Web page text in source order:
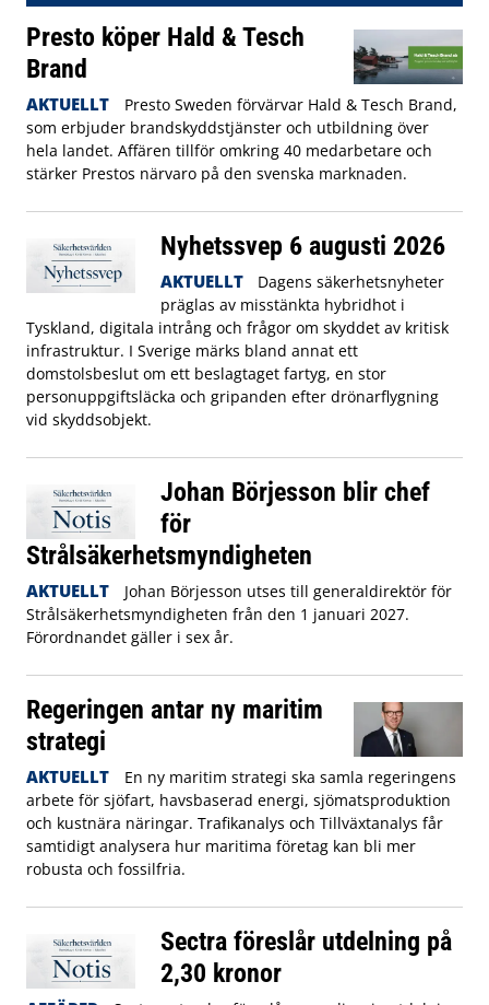
Presto köper Hald & Tesch
Brand
AKTUELLT
Presto Sweden förvärvar Hald & Tesch Brand,
som erbjuder brandskyddstjänster och utbildning över
hela landet. Affären tillför omkring 40 medarbetare och
stärker Prestos närvaro på den svenska marknaden.
Nyhetssvep 6 augusti 2026
AKTUELLT
Dagens säkerhetsnyheter
präglas av misstänkta hybridhot i
Tyskland, digitala intrång och frågor om skyddet av kritisk
infrastruktur. I Sverige märks bland annat ett
domstolsbeslut om ett beslagtaget fartyg, en stor
personuppgiftsläcka och gripanden efter drönarflygning
vid skyddsobjekt.
Johan Börjesson blir chef
för
Strålsäkerhetsmyndigheten
AKTUELLT
Johan Börjesson utses till generaldirektör för
Strålsäkerhetsmyndigheten från den 1 januari 2027.
Förordnandet gäller i sex år.
Regeringen antar ny maritim
strategi
AKTUELLT
En ny maritim strategi ska samla regeringens
arbete för sjöfart, havsbaserad energi, sjömatsproduktion
och kustnära näringar. Trafikanalys och Tillväxtanalys får
samtidigt analysera hur maritima företag kan bli mer
robusta och fossilfria.
Sectra föreslår utdelning på
2,30 kronor